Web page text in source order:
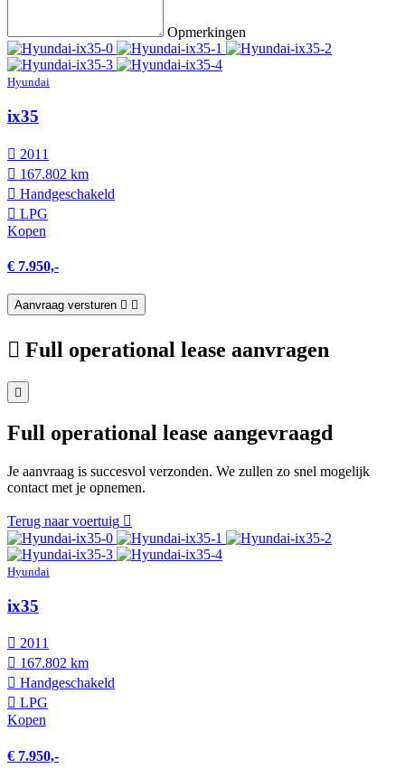
Opmerkingen
Hyundai
ix35
2011
167.802 km
Hand­geschakeld
LPG
Kopen
€ 7.950,-
Aanvraag versturen
Full operational lease aanvragen
Full operational lease aangevraagd
Je aanvraag is succesvol verzonden. We zullen zo snel mogelijk
contact met je opnemen.
Terug naar voertuig
Hyundai
ix35
2011
167.802 km
Hand­geschakeld
LPG
Kopen
€ 7.950,-